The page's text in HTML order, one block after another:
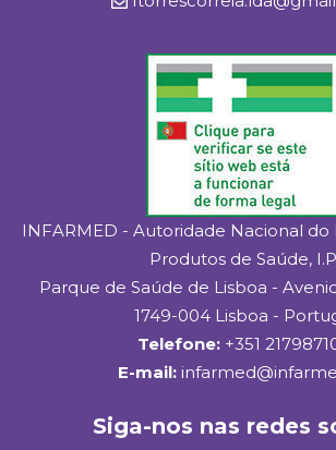
INFARMED - Autoridade Nacional
Produtos de Saúde,
Parque de Saúde de Lisboa -
1749-004 Lisboa -
Telefone: +351
E-mail:
Siga-nos nas redes